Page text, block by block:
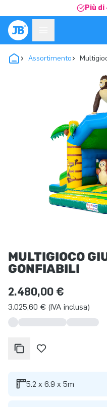
Più
Assortimento
MULTIGIOCO
GONFIABILI
2.480,00 €
3.025,60 € (IVA inclusa)
5.2 x 6.9 x 5m